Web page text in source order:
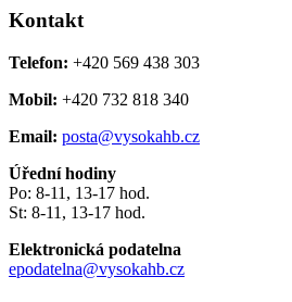
Kontakt
Telefon: +420 569 438 303
Mobil: +420 732 818 340
Email: posta@vysokahb.cz
Úřední hodiny
Po: 8-11, 13-17 hod.
St: 8-11, 13-17 hod.
Elektronická podatelna
epodatelna@vysokahb.cz